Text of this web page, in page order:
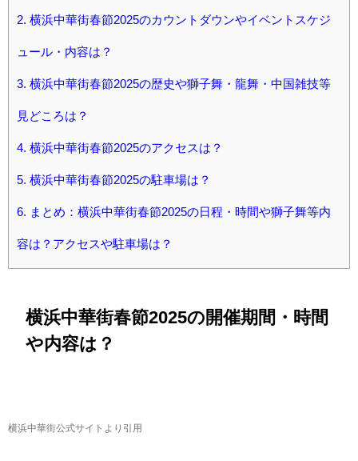
2. 横浜中華街春節2025のカウントダウンやイベントスケジ
ュール・内容は？
3. 横浜中華街春節2025の歴史や獅子舞・龍舞・中国雑技等
見どころは？
4. 横浜中華街春節2025のアクセスは？
5. 横浜中華街春節2025の駐車場は？
6. まとめ：横浜中華街春節2025の日程・時間や獅子舞等内
容は？アクセスや駐車場は？
横浜中華街春節2025の開催期間・時間
や内容は？
横浜中華街公式サイトより引用